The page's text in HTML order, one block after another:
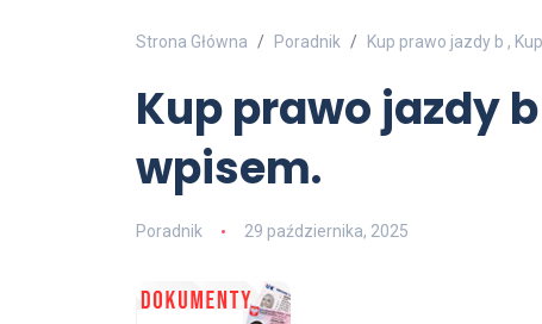
Strona Główna Poradnik Kup prawo jazdy b ,
Kup prawo jazdy
wpisem.
Poradnik 29 października, 2025